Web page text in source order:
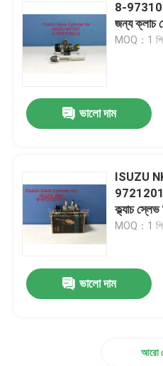
8-
জন্য ক্লাচ
MOQ：1
ভালো দাম
ISUZU
ক্ল্যাচ স্লেভ
MOQ：1
ভালো দাম
আরো